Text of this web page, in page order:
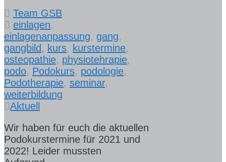
Team GSB
einlagen,
einlagenanpassung, gang,
gangbild , kurs, kurstermine,
osteopathie, physiotehrapie,
podo, Podokurs, podologie,
Podotherapie, seminar,
weiterbildung
Aktuell
Wir haben für euch die aktuellen
Podokurstermine für 2021 und
2022! Leider mussten